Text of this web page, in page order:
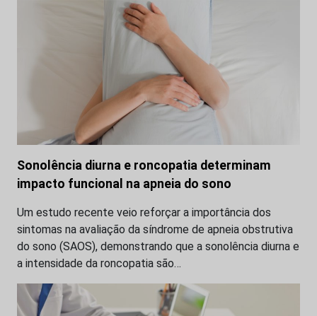
Sonolência diurna e roncopatia determinam
impacto funcional na apneia do sono
Um estudo recente veio reforçar a importância dos
sintomas na avaliação da síndrome de apneia obstrutiva
do sono (SAOS), demonstrando que a sonolência diurna e
a intensidade da roncopatia são…